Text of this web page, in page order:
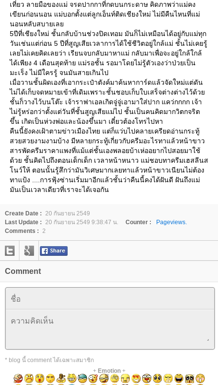
เที่ยว ลายมือของแม่ จรดปากกาที่กดบนกระดาษ คิดภาพว่าแม่คง
เขียนก่อนนอน แม่บอกตั้งแต่ลูกเอ็นท์ติดเชียงใหม่ ไม่มีคืนไหนที่แม่
นอนหลับสบายเลย
5ปีที่เชียงใหม่ ชั้นกลับบ้านช่วงปิดเทอม มันก็ไม่เหมือนได้อยู่กับแม่ทุก
วันเช่นแต่ก่อน 5 ปีที่สูญเสียเวลาการได้ใช้ชีวิตอยู่ใกล้แม่ ชั้นไม่เคยรู้
เลยไม่เคยคิดเลยว่า เรียนจบกลับมาหาแม่ กลับมาเพื่อจะอยู่ใกล้ใกล้
ได้เพียง 4 เดือนสุดท้าย แม่รอชั้น รอมาโดยไม่รู้ตัวเองว่าป่วยเป็น
มะเร็ง ไม่มีใครรู้ จนมันสายเกินไป
เมื่อวานชั้นผิดเองที่เอากระเป๋าตังค์มาค้นหาการ์ดแล้วจัดใหม่แต่ดัน
ไม่ได้เก็บจดหมายเข้าที่เดิมเพราะชั้นชอบเก็บใบเสร็จต่างต่างไว้ด้วย
ชั้นก็วางไว้บนโต๊ะ เจ้าราฟาเอลเกิดจู่จู่เอามาใส่ปาก แคว่กกกก เจ้า
ไม่รู้หร่อกว่าตั้งแต่วันที่ชั้นสูญเสียแม่ไป ชั้นเป็นคนคิดมากวิตกจริต
ขึ้น เกิดเป็นห่วงพ่อและน้องขึ้นมา เดี๋ยวต้องโทรไปหา
คืนนี้ยังคงเฝ้าตามข่าวเมืองไทย แต่ก็แว่บไปคลายเครียดอ่านกระทู้
สวยสวยงามงามบ้าง มีหลายกระทู้เกี่ยวกับครีมอะไรทาแล้วหน้าขาว
สารพัดครีมราคาแพงที่แม้แต่ชั้นเองพลอยบ้าเห่ออยากไปสอยมาใช้
ด้วย ชั้นคิดไปถึงตอนเด็กเด็ก เวลาหน้าหนาว แม่ชอบทาครีมเฮสลีนส
โนว์ให้ ตอนนั้นรู้สึกว่ามันวิเศษมากเลยทาแล้วหน้าขาวเนียนไม่ต้อง
ทาแป้ง ....การฟุ้งซ่านเริ่มมาอีกแล้วชั้นว่าคืนนี้คงได้ฝันดี ฝันถึงแม่
มันเป็นเวลาเดียวที่เราจะได้เจอกัน
Create Date : 20 กันยายน 2549
Last Update : 20 กันยายน 2549 9:38:47 น. Counter :
Pageviews.
Comments : 2
Comment
* blog นี้ comment ได้เฉพาะสมาชิก
+ Emotion+